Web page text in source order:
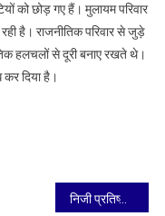
को छोड़ गए हैं। मुलायम परिवार
है। राजनीतिक परिवार से जुड़े
हलचलों से दूरी बनाए रखते थे।
दिया है।
निजी प्रतिष्ठानों/ क्लबों/होटलों में संचालित तरणताल/जिम का पंजीकरण कराया जाना अति आवश्यकः क्षेत्रीय क्रीड़ा अधिकारी